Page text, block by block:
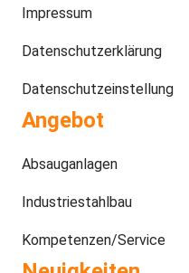
Impressum
Datenschutzerklärung
Datenschutzeinstellung
Angebot
Absauganlagen
Industriestahlbau
Kompetenzen/Service